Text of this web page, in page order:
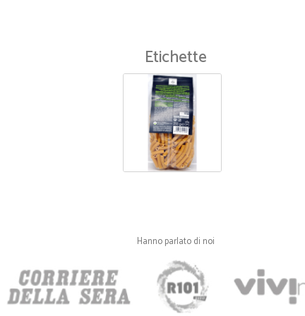
Etichette
Hanno parlato di noi